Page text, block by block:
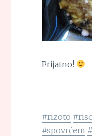
Prijatno!
#rizoto
#spovrćem